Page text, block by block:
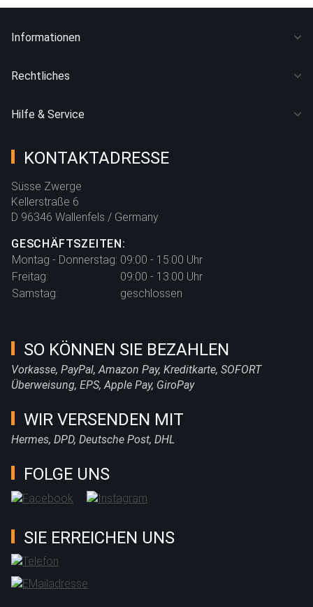
Informationen
Rechtliches
Hilfe & Service
KONTAKTADRESSE
Süsse Zwerge
Kellerstraße 6
D 96346 Wallenfels / Germany
GESCHÄFTSZEITEN:
Montag - Donnerstag: 09:00 - 15:00 Uhr
Freitag:
09:00 - 13:00 Uhr
Samstag:
geschlossen
SO KÖNNEN SIE BEZAHLEN
Vorkasse, PayPal, Amazon Pay, Kreditkarte, SOFORT
Überweisung, EPS, Apple Pay, GiroPay
WIR VERSENDEN MIT
Hermes, DPD, Deutsche Post, DHL
FOLGE UNS
SIE ERREICHEN UNS